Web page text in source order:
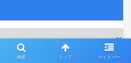
検索 トップ サイドバー